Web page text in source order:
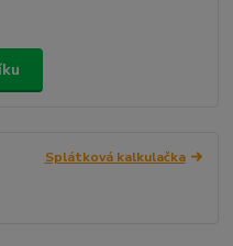
Splátková kalkulačka